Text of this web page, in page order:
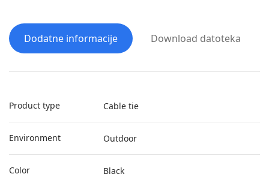
Dodatne informacije Download datoteka
Product type Cable tie
Environment Outdoor
Color Black